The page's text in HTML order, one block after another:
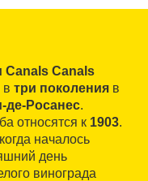
Canals Canals
в три поколения в
де-Росанес.
относятся к 1903.
началось
день
винограда